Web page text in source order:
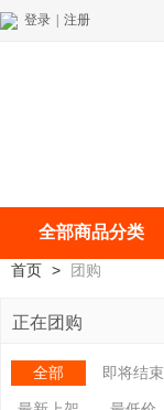
全部商品分类
登录 注册
首页 > 团购
正在团购
全部 即将结束